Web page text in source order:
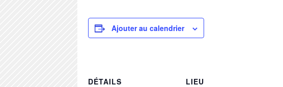
Ajouter au calendrier
DÉTAILS
LIEU